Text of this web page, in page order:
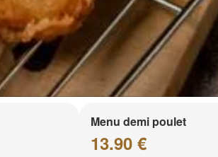
Menu demi poulet
13.90 €